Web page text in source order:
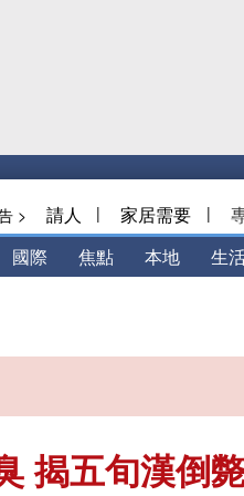
> 請人 | 家居需要 |
國際 焦點 本地 生
揭五旬漢倒